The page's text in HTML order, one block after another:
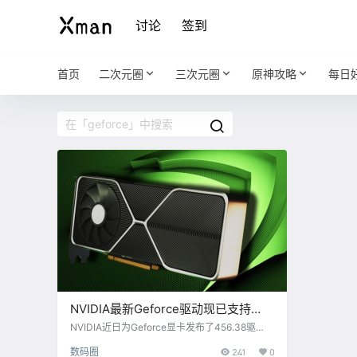
讨论 签到
首页 二次元圈 三次元圈 原神攻略 每日
NVIDIA最新Geforce驱动现已支持
HDR游戏录制功能
NVIDIA近日为Geforce显卡发布了456.38驱
持。RTX 3080现已上市，随后3090也将登
数码圈 241 0